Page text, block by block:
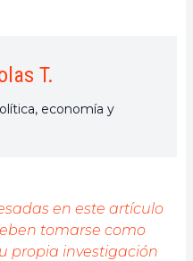
T.
economía y
en este artículo
tomarse como
propia investigación